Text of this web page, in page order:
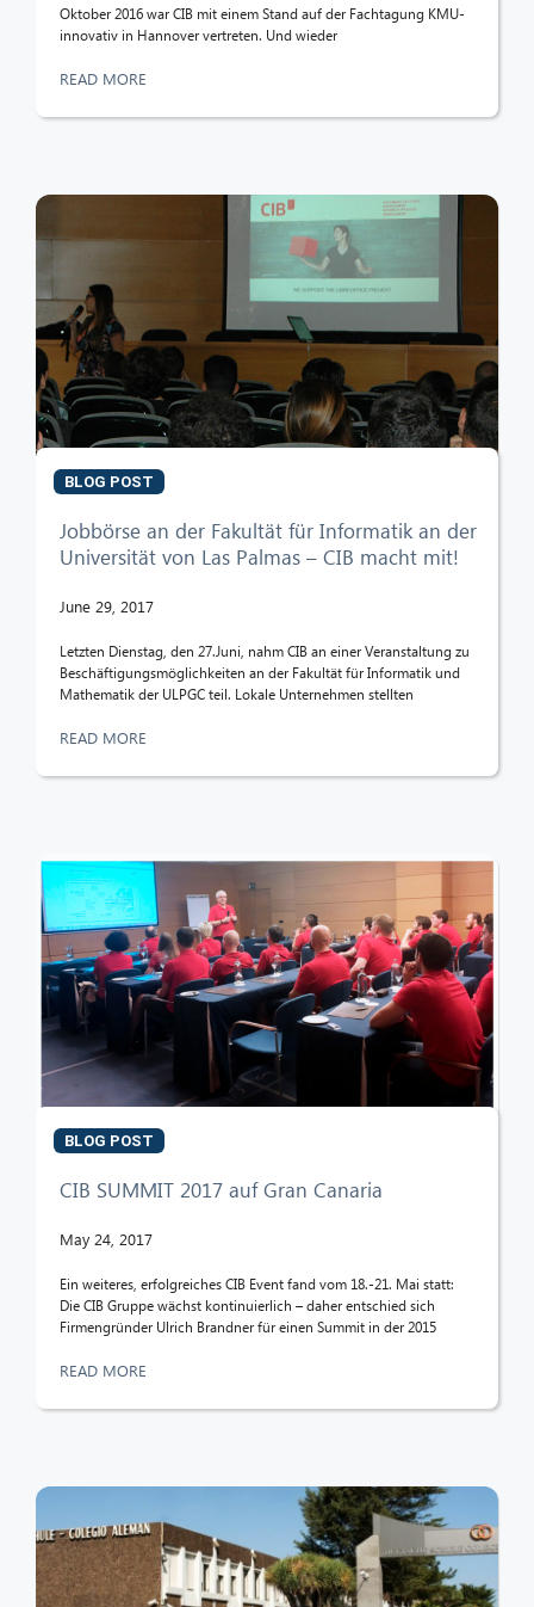
Oktober 2016 war CIB mit einem Stand auf der Fachtagung KMU-
innovativ in Hannover vertreten. Und wieder
READ MORE
BLOG POST
Jobbörse an der Fakultät für Informatik an der
Universität von Las Palmas – CIB macht mit!
June 29, 2017
Letzten Dienstag, den 27.Juni, nahm CIB an einer Veranstaltung zu
Beschäftigungsmöglichkeiten an der Fakultät für Informatik und
Mathematik der ULPGC teil. Lokale Unternehmen stellten
READ MORE
BLOG POST
CIB SUMMIT 2017 auf Gran Canaria
May 24, 2017
Ein weiteres, erfolgreiches CIB Event fand vom 18.-21. Mai statt:
Die CIB Gruppe wächst kontinuierlich – daher entschied sich
Firmengründer Ulrich Brandner für einen Summit in der 2015
READ MORE